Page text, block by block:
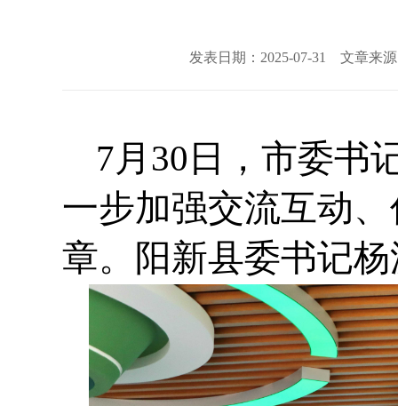
发表日期：2025-07-31 文章来
7月30日，市委书
一步加强交流互动
章。阳新县委书记